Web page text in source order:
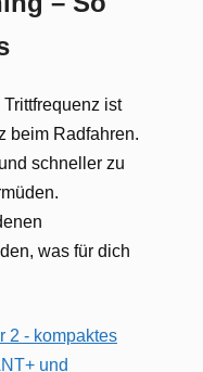
ist
beim Radfahren.
schneller zu
was für dich